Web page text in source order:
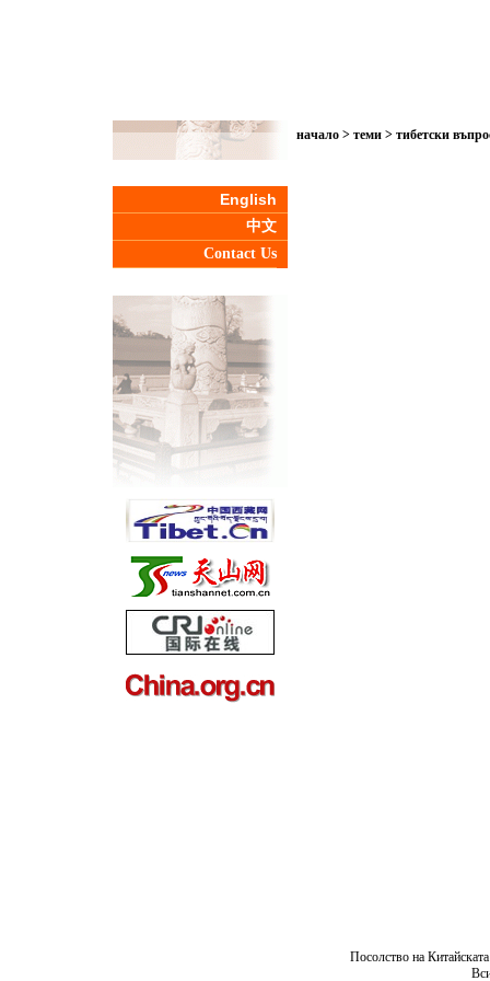
English
中文
Contact Us
начало> теми> тибетски
Посолство на